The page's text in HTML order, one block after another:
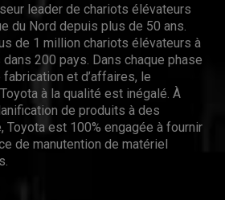
leader de chariots élévateurs
du Nord depuis plus de 50 ans.
de 1 million chariots élévateurs à
200 pays. Dans chaque phase
et d’affaires, le
à la qualité est inégalé. À
de produits à des
est 100% engagée à fournir
de manutention de matériel